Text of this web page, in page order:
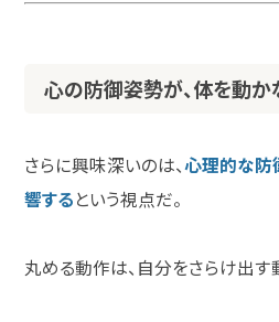
心の防御姿勢が、体を動か
さらに興味深いのは、心理的な防
響するという視点だ。
丸める動作は、自分をさらけ出